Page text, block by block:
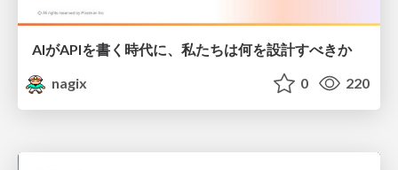
AIがAPIを書く時代に、私たちは何を設計すべきか
nagix
0 220